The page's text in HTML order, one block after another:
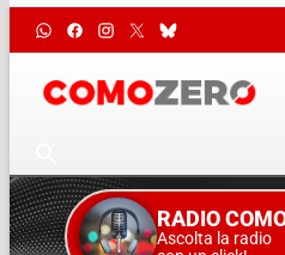
RADIO
Ascolta la radio